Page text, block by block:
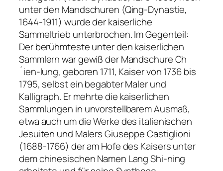
unter den Mandschuren (Qing-Dynastie,
1644-1911) wurde der kaiserliche
Sammeltrieb unterbrochen. Im Gegenteil:
Der berühmteste unter den kaiserlichen
Sammlern war gewiß der Mandschure Ch
´ien-lung, geboren 1711, Kaiser von 1736 bis
1795, selbst ein begabter Maler und
Kalligraph. Er mehrte die kaiserlichen
Sammlungen in unvorstellbarem Ausmaß,
etwa auch um die Werke des italienischen
Jesuiten und Malers Giuseppe Castiglioni
(1688-1766) der am Hofe des Kaisers unter
dem chinesischen Namen Lang Shi-ning